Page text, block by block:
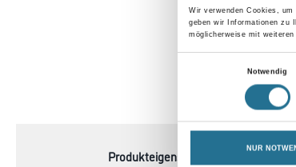
Wir verwenden Cookies,
geben wir Informationen zu
möglicherweise mit
Notwendig
NUR